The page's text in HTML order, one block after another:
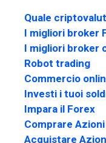
Quale
I migliori broker
I migliori broker
Robot trading
Commercio
Investi i tuoi
Impara il Forex
Comprare Azioni
Acquistare